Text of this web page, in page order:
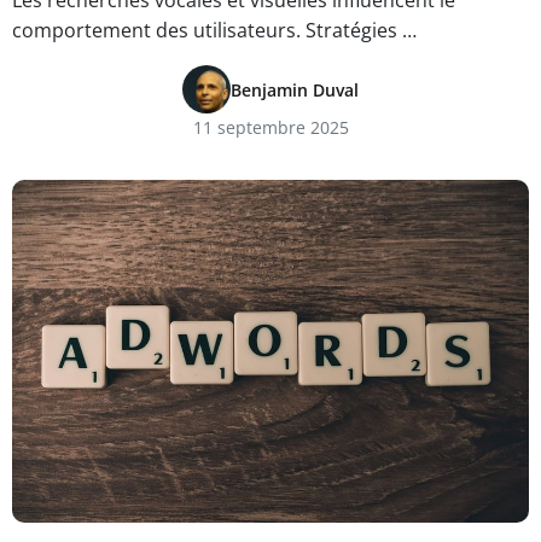
comportement des utilisateurs. Stratégies …
Benjamin Duval
11 septembre 2025